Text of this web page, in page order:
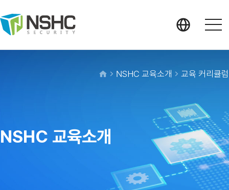
NSHC 교육소개 교육 커리큘럼
NSHC 교육소개